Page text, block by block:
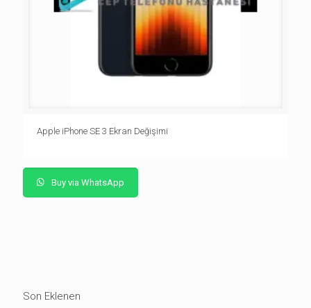
Apple iPhone SE 3 Ekran Değişimi
Buy via WhatsApp
Son Eklenen